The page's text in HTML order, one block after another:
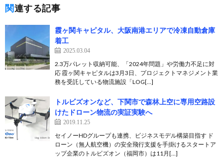
関連する記事
霞ヶ関キャピタル、大阪南港エリアで冷凍自動倉庫
着工
2025.03.04
2.3万パレット収納可能、「2024年問題」や労働力不足に対
応 霞ヶ関キャピタルは3月3日、プロジェクトマネジメント業
務を受託している物流施設「LOG[…]
トルビズオンなど、下関市で森林上空に専用空路設
けたドローン物流の実証実験へ
2019.11.25
セイノーHDグループも連携、ビジネスモデル構築目指す ド
ローン（無人航空機）の安全飛行支援を手掛けるスタートア
ップ企業のトルビズオン（福岡市）は11月[…]